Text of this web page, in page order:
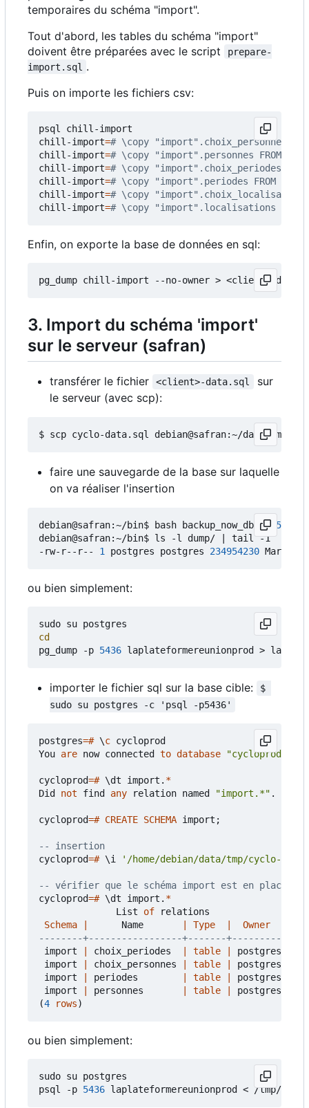
temporaires du schéma "import".
Tout d'abord, les tables du schéma "import"
doivent être préparées avec le script
prepare-
import.sql .
Puis on importe les fichiers csv:
psql chill-import
chill-import=# \copy "import".choix_personnes
chill-import=# \copy "import".personnes FROM
chill-import=# \copy "import".choix_periodes
chill-import=# \copy "import".periodes FROM
chill-import=# \copy "import".choix_localisations
chill-import=# \copy "import".localisations FROM
Enfin, on exporte la base de données en sql:
3. Import du schéma 'import'
sur le serveur (safran)
transférer le fichier <client>-data.sql
sur
le serveur (avec scp):
faire une sauvegarde de la base sur laquelle
on va réaliser l'insertion
debian@safran:~/bin$ bash backup_now_db.sh 5436
debian@safran:~/bin$ ls -l dump/
tail -1
-rw-r--r-- 1 postgres postgres 234954230 Mar
ou bien simplement:
cd
pg_dump -p 5436
importer le fichier sql sur la base cible:
$
sudo su postgres -c 'psql -p5436'
postgres=# \c cycloprod
You are now connected to database "cycloprod"
cycloprod=# \dt import . *
Did
not find any relation named "import.*" .
cycloprod=# CREATE SCHEMA import ;
cycloprod=# \i '/home/debian/data/tmp/cyclo-
cycloprod=# \dt import . *
List
of
relations
Schema
Name Type
Owner
import
choix_periodes table
postgres
import
choix_personnes table
postgres
import
periodes table
postgres
import
personnes table
postgres
(4 rows)
ou bien simplement:
sudo su postgres
psql -p 5436